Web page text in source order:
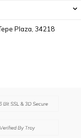
Plaza, 34218